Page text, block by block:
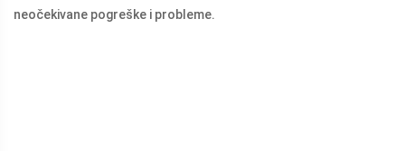
neočekivane pogreške i probleme.